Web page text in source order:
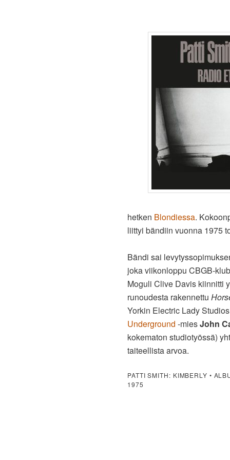
hetken Blondiessa.
liittyi bändiin vuonna 1975
Bändi sai
joka viikonloppu CBGB-
Moguli Clive Davis kiinnitti
runoudesta rakennettu
Yorkin Electric Lady
Underground -miesJohn
kokematon studiotyössä)
taiteellista arvoa.
PATTI SMITH: KIMBERLY •
1975